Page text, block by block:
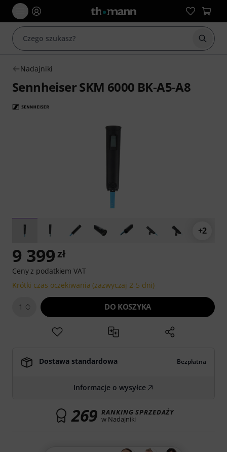
Nadajniki
Sennheiser SKM 6000 BK-A5-A8
+2
9 399zł
Ceny z podatkiem VAT
Krótki czas oczekiwania (zazwyczaj 2-5 dni)
1 DO KOSZYKA
Dostawa standardowa Bezpłatna
Informacje o wysyłce
269 RANKING SPRZEDAŻY
w Nadajniki